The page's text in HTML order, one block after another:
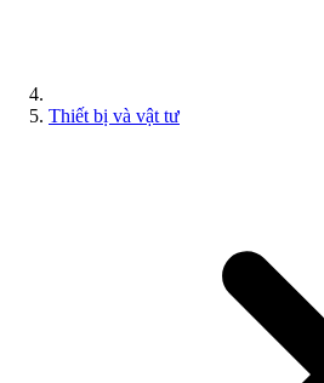
Thiết bị và vật tư